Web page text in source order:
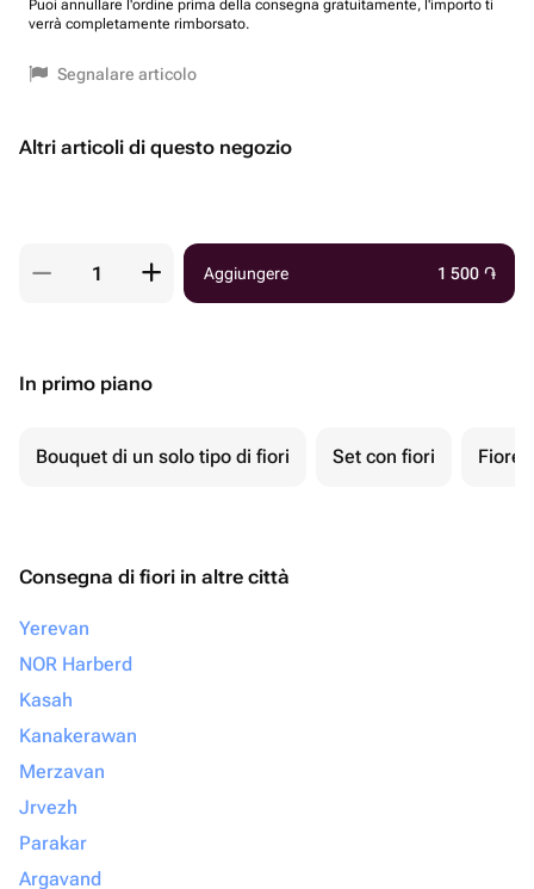
Puoi annullare l'ordine prima della consegna gratuitamente, l'importo ti
verrà completamente rimborsato.
Segnalare articolo
Altri articoli di questo negozio
Aggiungere 1 500 ֏
In primo piano
Bouquet di un solo tipo di fiori Set con fiori Fiore
Consegna di fiori in altre città
Yerevan
NOR Harberd
Kasah
Kanakerawan
Merzavan
Jrvezh
Parakar
Argavand